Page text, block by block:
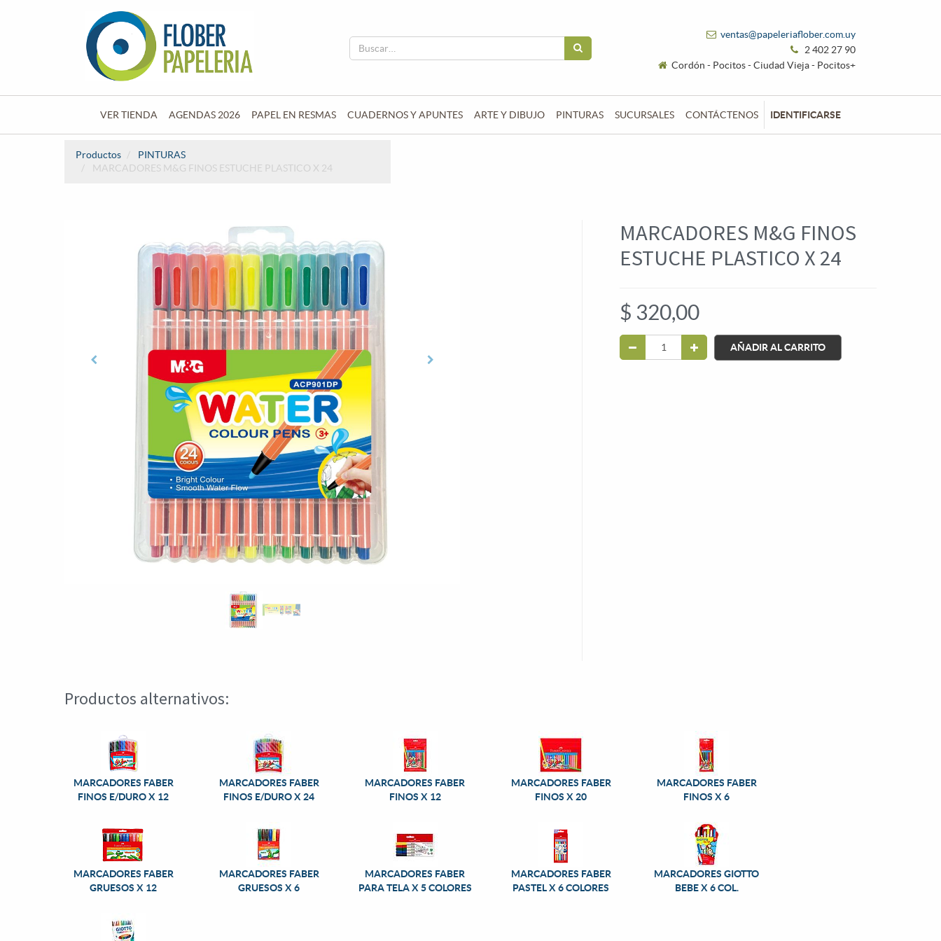
ventas@papeleriaflober.com.uy
2 402 27 90
Cordón - Pocitos - Ciudad Vieja - Pocitos+
VER TIENDA AGENDAS 2026 PAPEL EN RESMAS CUADERNOS Y APUNTES ARTE Y DIBUJO PINTURAS SUCURSALES CONTÁCTENOS IDENTIFICARSE
Productos
PINTURAS
MARCADORES M&G FINOS ESTUCHE PLASTICO X 24
MARCADORES M&G FINOS
ESTUCHE PLASTICO X 24
$ 320,00
AÑADIR AL CARRITO
Productos alternativos:
MARCADORES FABER
FINOS E/DURO X 12
MARCADORES FABER
FINOS E/DURO X 24
MARCADORES FABER
FINOS X 12
MARCADORES FABER
FINOS X 20
MARCADORES FABER
FINOS X 6
MARCADORES FABER
GRUESOS X 12
MARCADORES FABER
GRUESOS X 6
MARCADORES FABER
PARA TELA X 5 COLORES
MARCADORES FABER
PASTEL X 6 COLORES
MARCADORES GIOTTO
BEBE X 6 COL.